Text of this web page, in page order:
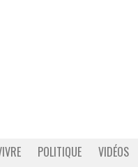
POLITIQUE VIDÉOS